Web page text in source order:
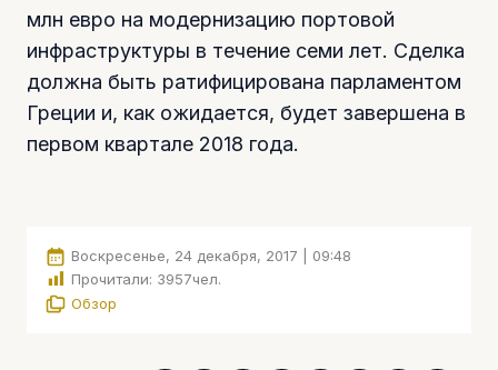
млн евро на модернизацию портовой
инфраструктуры в течение семи лет. Сделка
должна быть ратифицирована парламентом
Греции и, как ожидается, будет завершена в
первом квартале 2018 года.
Воскресенье, 24 декабря, 2017 | 09:48
Прочитали: 3957чел.
Обзор